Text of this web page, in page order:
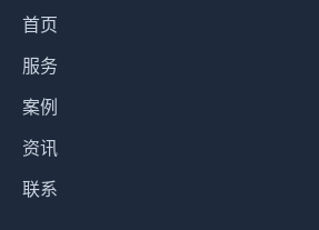
首页
服务
案例
资讯
联系